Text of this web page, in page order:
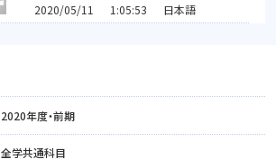
2020/05/11 1:05:53 日本語
2020年度・前期
全学共通科目